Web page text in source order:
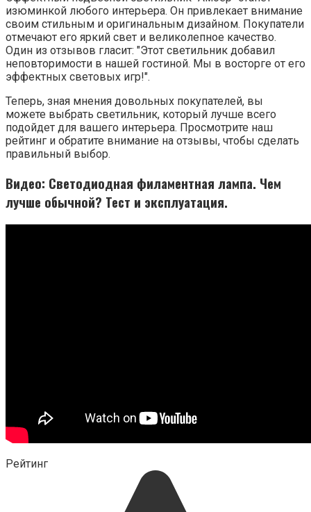
изюминкой любого интерьера. Он привлекает внимание
своим стильным и оригинальным дизайном. Покупатели
отмечают его яркий свет и великолепное качество.
Один из отзывов гласит: "Этот светильник добавил
неповторимости в нашей гостиной. Мы в восторге от его
эффектных световых игр!".
Теперь, зная мнения довольных покупателей, вы
можете выбрать светильник, который лучше всего
подойдет для вашего интерьера. Просмотрите наш
рейтинг и обратите внимание на отзывы, чтобы сделать
правильный выбор.
Видео: Светодиодная филаментная лампа. Чем
лучше обычной? Тест и эксплуатация.
Рейтинг